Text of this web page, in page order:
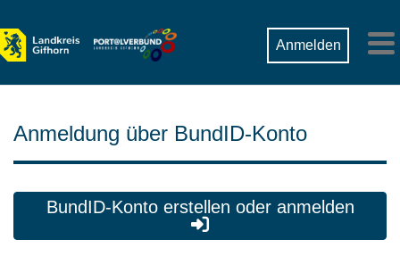
Anmelden
Anmeldung über BundID-Konto
BundID-Konto erstellen oder anmelden